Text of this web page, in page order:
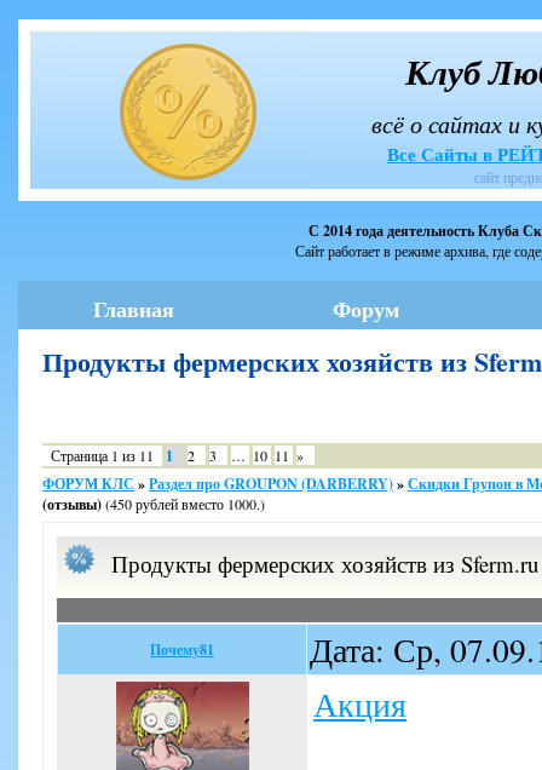
Клуб
всё о сайтах и
Все Сайты в
сайт
С 2014 года деятельность Клуба
Сайт работает в режиме архива, где
Главная Форум
Продукты фермерских хозяйств из
Страница 1 из 11 1 2 3 … 10 11 »
ФОРУМ КЛС »Раздел про GROUPON (DARBERRY)»Скидки Групон в
(отзывы)(450 рублей вместо 1000.)
Продукты фермерских хозяйств из
Почему81 Дата: Ср,
Акция